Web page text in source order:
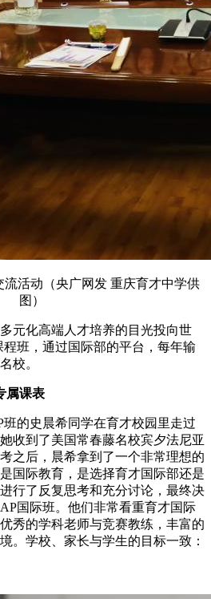
活动（央广网发 重庆育才中学供
图）
元化高端人才培养的目光投向世
班， 通过国际部的平台， 每年输
名校。
属课表
班的史晨希同学在育才校园里走过
收到了美国常春藤名校宾夕法尼亚
之后，晨希拿到了一个非常理想的
国际教育， 是选择育才国际部还是
进行了反复思考和充分讨论， 最终决
AP国际班。他们非常看重育才国际
秀的学科老师与竞赛教练，丰富的
。 学校、家长与学生的目标一致：